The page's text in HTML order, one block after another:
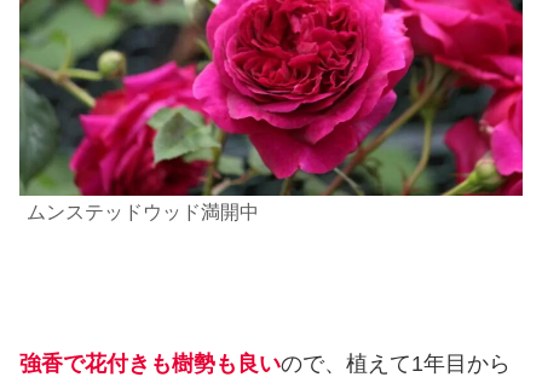
ムンステッドウッド満開中
強香で花付きも樹勢も良いので、植えて1年目から